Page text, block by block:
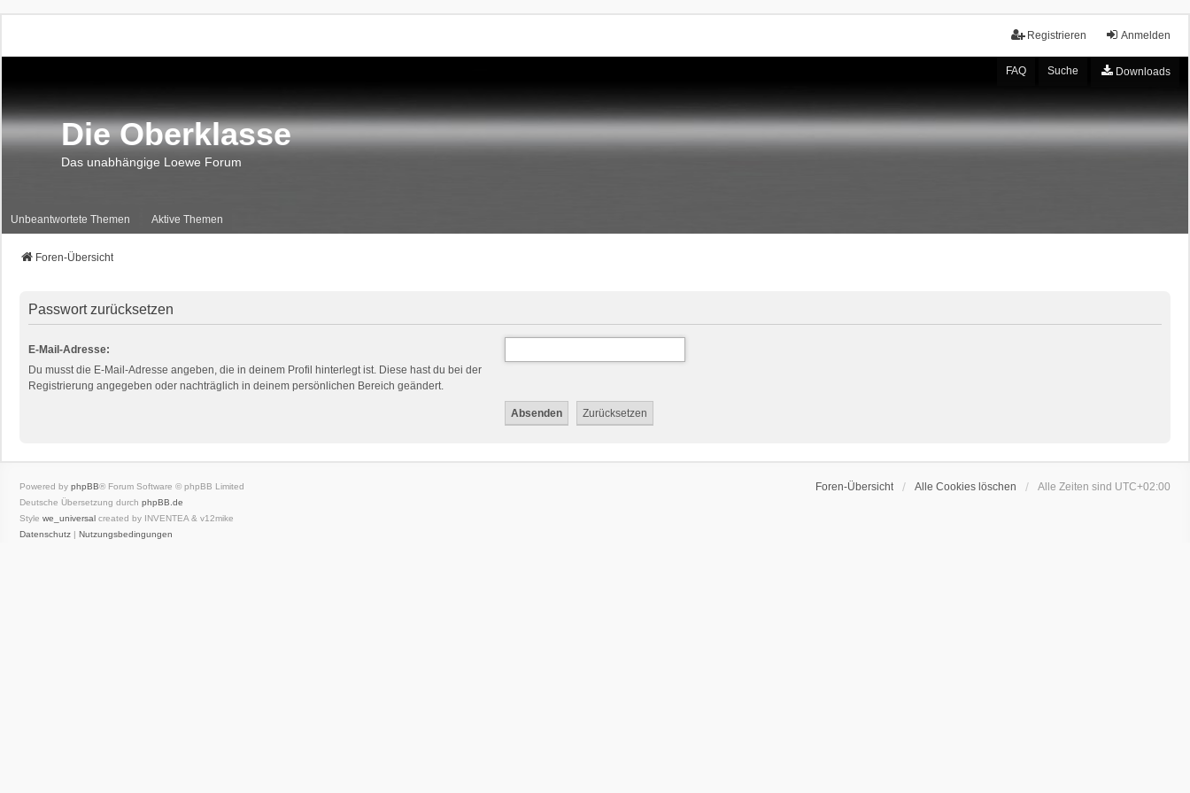
Anmelden
Registrieren
FAQ Suche Downloads
Die Oberklasse
Das unabhängige Loewe Forum
Unbeantwortete Themen Aktive Themen
Foren-Übersicht
Passwort zurücksetzen
E-Mail-Adresse:
Du musst die E-Mail-Adresse angeben, die in deinem Profil hinterlegt ist. Diese hast du bei der
Registrierung angegeben oder nachträglich in deinem persönlichen Bereich geändert.
Foren-Übersicht Alle Cookies löschen Alle Zeiten sind UTC+02:00
Powered by phpBB® Forum Software © phpBB Limited
Deutsche Übersetzung durch phpBB.de
Style we_universal created by INVENTEA & v12mike
Datenschutz | Nutzungsbedingungen